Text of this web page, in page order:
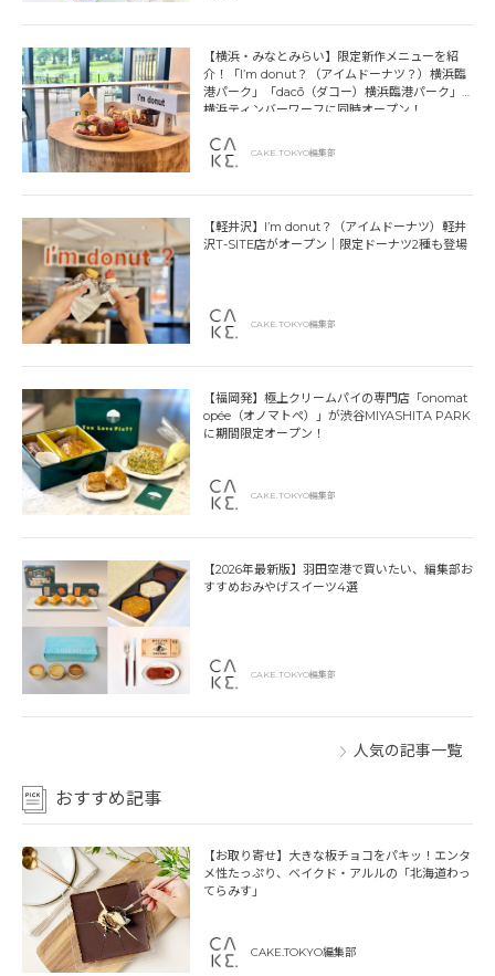
【横浜・みなとみらい】限定新作メニューを紹
介！「I’m donut？（アイムドーナツ？）横浜臨
港パーク」「dacō（ダコー）横浜臨港パーク」
横浜ティンバーワーフに同時オープン！
CAKE.TOKYO編集部
【軽井沢】I’m donut？（アイムドーナツ）軽井
沢T-SITE店がオープン｜限定ドーナツ2種も登場
CAKE.TOKYO編集部
【福岡発】極上クリームパイの専門店「onomat
opée（オノマトペ）」が渋谷MIYASHITA PARK
に期間限定オープン！
CAKE.TOKYO編集部
【2026年最新版】羽田空港で買いたい、編集部お
すすめおみやげスイーツ4選
CAKE.TOKYO編集部
人気の記事一覧
おすすめ記事
【お取り寄せ】大きな板チョコをパキッ！エンタ
メ性たっぷり、ベイクド・アルルの「北海道わっ
てらみす」
CAKE.TOKYO編集部